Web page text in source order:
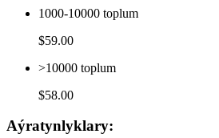
1000-10000 toplum
$59.00
>10000 toplum
$58.00
Aýratynlyklary: